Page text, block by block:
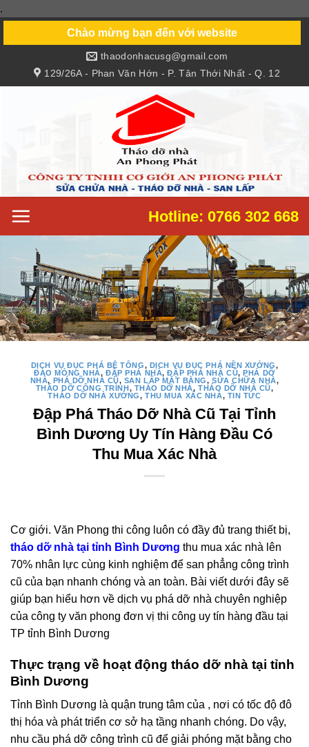
.
content
Chào mừng bạn đến với website
129/26A - Phan Văn Hớn - P. Tân Thới Nhất - Q. 12
thaodonhacusg@gmail.com
Hotline: 0766 302 668
DỊCH VỤ ĐỤC PHÁ BÊ TÔNG DỊCH VỤ ĐỤC PHÁ NỀN XƯỞNG
ĐÀO MÓNG NHÀ
,ĐẬP PHÁ NHÀ ,ĐẬP PHÁ NHÀ CŨ ,PHÁ DỠ
NHÀ
PHÁ DỠ NHÀ CŨ SAN LẤP MẶT BẰNG SỬA CHỮA NHÀ
THÁO DỠ CÔNG TRÌNH
THÁO DỠ NHÀ ,THÁO DỠ NHÀ CŨ
THÁO DỠ NHÀ XƯỞNG
,THU MUA XÁC NHÀ TIN TỨC
Đập Phá Tháo Dỡ Nhà Cũ Tại Tỉnh
Bình Dương Uy Tín Hàng Đầu Có
Thu Mua Xác Nhà
Cơ giới. Văn Phong thi công luôn có đầy đủ trang thiết bị,
tháo dỡ nhà tại tỉnh Bình Dương thu mua xác nhà lên
70% nhân lực cùng kinh nghiệm để san phẳng công trình
cũ của bạn nhanh chóng và an toàn. Bài viết dưới đây sẽ
giúp bạn hiểu hơn về dịch vụ phá dỡ nhà chuyên nghiệp
của công ty văn phong đơn vị thi công uy tín hàng đầu tại
TP tỉnh Bình Dương
Thực trạng về hoạt động tháo dỡ nhà tại tỉnh
Bình Dương
Tỉnh Bình Dương là quận trung tâm của , nơi có tốc độ đô
thị hóa và phát triển cơ sở hạ tầng nhanh chóng. Do vậy,
nhu cầu phá dỡ công trình cũ để giải phóng mặt bằng cho